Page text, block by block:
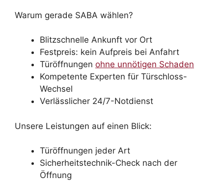
Warum gerade SABA wählen?
Blitzschnelle Ankunft vor Ort
Festpreis: kein Aufpreis bei Anfahrt
Türöffnungen ohne unnötigen Schaden
Kompetente Experten für Türschloss-
Wechsel
Verlässlicher 24/7-Notdienst
Unsere Leistungen auf einen Blick:
Türöffnungen jeder Art
Sicherheitstechnik-Check nach der
Öffnung